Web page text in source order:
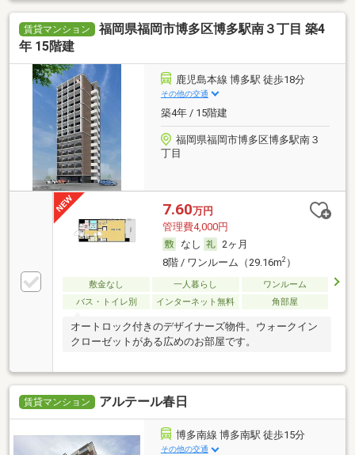
賃貸マンション
福岡県福岡市博多区博多駅南３丁目 築4
年 15階建
鹿児島本線 博多駅 徒歩18分
その他の交通
築4年 / 15階建
福岡県福岡市博多区博多駅南３
丁目
7.60万円
管理費4,000円
なし
2ヶ月
8階 / ワンルーム（29.16m2）
敷金なし 一人暮らし
ワンルーム
バス・トイレ別
インターネット無料 角部屋
オートロック付きのデザイナーズ物件。ウォークイン
クローゼットがある広めのお部屋です。
賃貸マンション アルテール春日
博多南線 博多南駅 徒歩15分
その他の交通